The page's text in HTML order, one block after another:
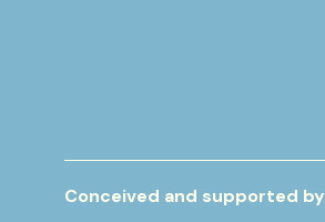
Conceived and supported by